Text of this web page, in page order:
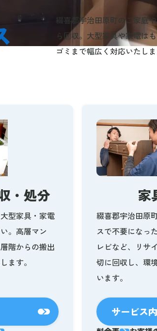
綴喜郡宇治田原町のご家庭
ら回収。大型家具や家電は
ゴミまで幅広く対応いたし
・処分
型家具・家電
。高層マン
階からの搬出
ます。
家
綴喜郡宇治田原
スで不要になっ
レビなど、リサ
切に回収し、環
います。
サービス